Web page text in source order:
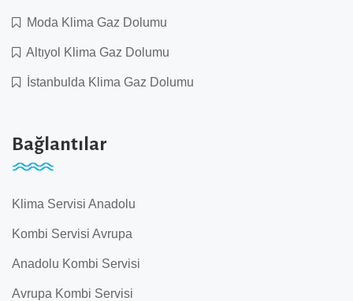
Moda Klima Gaz Dolumu
Altıyol Klima Gaz Dolumu
İstanbulda Klima Gaz Dolumu
Bağlantılar
Klima Servisi Anadolu
Kombi Servisi Avrupa
Anadolu Kombi Servisi
Avrupa Kombi Servisi